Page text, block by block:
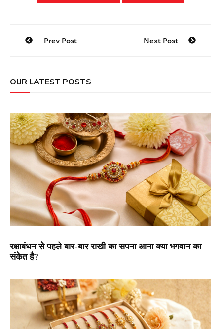
Post
navigation
Prev Post Next Post
OUR LATEST POSTS
रक्षाबंधन से पहले बार-बार राखी का सपना आना क्या भगवान का
संकेत है?